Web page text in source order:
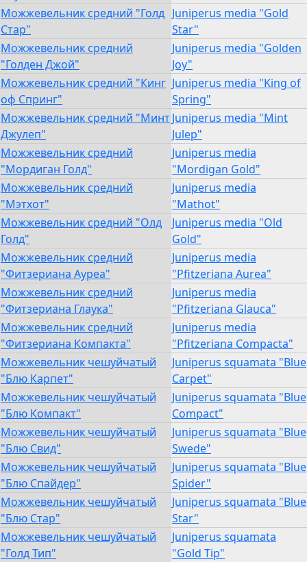
Можжевельник средний "Голд
Стар"
Juniperus media "Gold
Star"
Можжевельник средний
"Голден Джой"
Juniperus media "Golden
Joy"
Можжевельник средний "Кинг
оф Спринг"
Juniperus media "King of
Spring"
Можжевельник средний "Минт
Джулеп"
Juniperus media "Mint
Julep"
Можжевельник средний
"Мордиган Голд"
Juniperus media
"Mordigan Gold"
Можжевельник средний
"Мэтхот"
Juniperus media
"Mathot"
Можжевельник средний "Олд
Голд"
Juniperus media "Old
Gold"
Можжевельник средний
"Фитзериана Ауреа"
Juniperus media
"Pfitzeriana Aurea"
Можжевельник средний
"Фитзериана Глаука"
Juniperus media
"Pfitzeriana Glauca"
Можжевельник средний
"Фитзериана Компакта"
Juniperus media
"Pfitzeriana Compacta"
Можжевельник чешуйчатый
"Блю Карпет"
Juniperus squamata "Blue
Carpet"
Можжевельник чешуйчатый
"Блю Компакт"
Juniperus squamata "Blue
Compact"
Можжевельник чешуйчатый
"Блю Свид"
Juniperus squamata "Blue
Swede"
Можжевельник чешуйчатый
"Блю Спайдер"
Juniperus squamata "Blue
Spider"
Можжевельник чешуйчатый
"Блю Стар"
Juniperus squamata "Blue
Star"
Можжевельник чешуйчатый
"Голд Тип"
Juniperus squamata
"Gold Tip"